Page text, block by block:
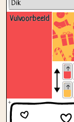
Vulvoorbeeld